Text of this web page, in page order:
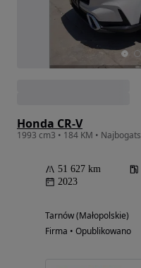
Honda CR-V
51 627 km
2023
Tarnów (Małopolskie)
Firma • Opublikowano